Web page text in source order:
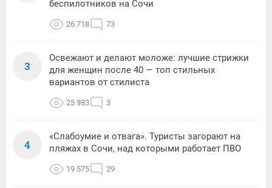
беспилотников на Сочи
26 718 73
3
Освежают и делают моложе: лучшие стрижки
для женщин после 40 — топ стильных
вариантов от стилиста
25 983 3
4
«Слабоумие и отвага». Туристы загорают на
пляжах в Сочи, над которыми работает ПВО
19 575 29